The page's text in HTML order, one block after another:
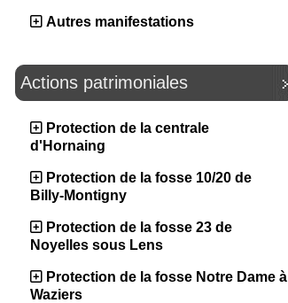
Autres manifestations
Actions patrimoniales
Protection de la centrale
d'Hornaing
Protection de la fosse 10/20 de
Billy-Montigny
Protection de la fosse 23 de
Noyelles sous Lens
Protection de la fosse Notre Dame à
Waziers